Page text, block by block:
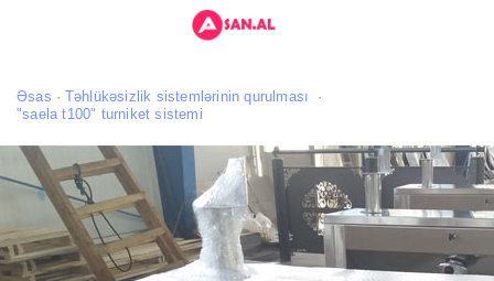
Əsas
Təhlükəsizlik sistemlərinin qurulması
"saela t100" turniket sistemi